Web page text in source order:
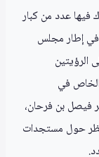
فيها عدد من كبار
في إطار مجلس
الرؤيتين
ودور القطاع الخاص في
فيصل بن فرحان،
حول مستجدات